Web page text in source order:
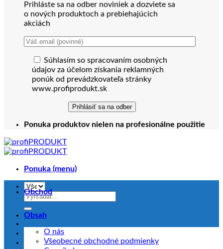
Prihláste sa na odber noviniek a dozviete sa
o nových produktoch a prebiehajúcich
akciách
Súhlasím so spracovaním osobných
údajov za účelom získania reklamných
ponúk od prevádzkovateľa stránky
www.profiprodukt.sk
Ponuka produktov nielen na profesionálne použitie
Ponuka (menu)
Hľadať:
Obchod
Obsah
O nás
Všeobecné obchodné podmienky